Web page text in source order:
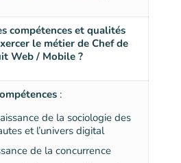
compétences et qualités
le métier de Chef de
Web / Mobile ?
:
de la sociologie des
et l’univers digital
de la concurrence